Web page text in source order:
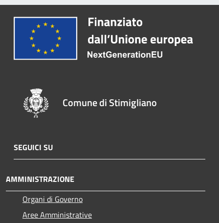
Comune di Stimigliano
SEGUICI SU
AMMINISTRAZIONE
Organi di Governo
Aree Amministrative